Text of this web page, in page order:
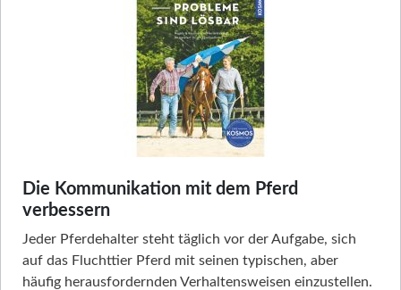
Die Kommunikation mit dem Pferd
verbessern
Jeder Pferdehalter steht täglich vor der Aufgabe, sich
auf das Fluchttier Pferd mit seinen typischen, aber
häufig herausfordernden Verhaltensweisen einzustellen.